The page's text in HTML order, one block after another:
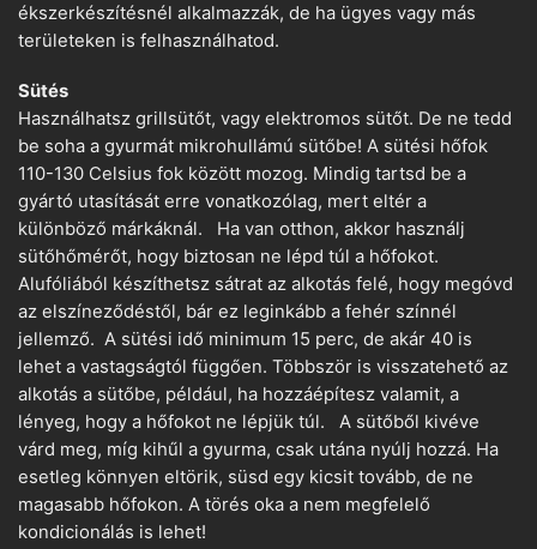
ékszerkészítésnél alkalmazzák, de ha ügyes vagy más
területeken is felhasználhatod.
Sütés
Használhatsz grillsütőt, vagy elektromos sütőt. De ne tedd
be soha a gyurmát mikrohullámú sütőbe! A sütési hőfok
110-130 Celsius fok között mozog. Mindig tartsd be a
gyártó utasítását erre vonatkozólag, mert eltér a
különböző márkáknál. Ha van otthon, akkor használj
sütőhőmérőt, hogy biztosan ne lépd túl a hőfokot.
Alufóliából készíthetsz sátrat az alkotás felé, hogy megóvd
az elszíneződéstől, bár ez leginkább a fehér színnél
jellemző. A sütési idő minimum 15 perc, de akár 40 is
lehet a vastagságtól függően. Többször is visszatehető az
alkotás a sütőbe, például, ha hozzáépítesz valamit, a
lényeg, hogy a hőfokot ne lépjük túl. A sütőből kivéve
várd meg, míg kihűl a gyurma, csak utána nyúlj hozzá. Ha
esetleg könnyen eltörik, süsd egy kicsit tovább, de ne
magasabb hőfokon. A törés oka a nem megfelelő
kondicionálás is lehet!